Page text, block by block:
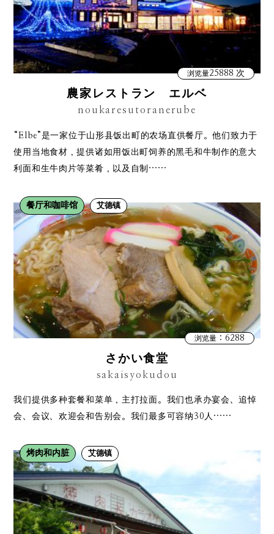
浏览量25888 次
農家レストラン エルベ
noukaresutoranerube
“Elbe”是一家位于山形县饭出町的农场直供餐厅。他们致力于
使用当地食材，提供诸如用饭出町饲养的黑毛和牛制作的意大
利面和生牛肉片等菜肴，以及自制……
餐厅和咖啡馆 艾德镇
浏览量：6288
さかい食堂
sakaisyokudou
我们提供多种套餐和菜单，主打拉面。我们也承办宴会、追悼
会、会议、欢迎会和告别会。我们最多可容纳30人……
烤肉和内脏 艾德镇